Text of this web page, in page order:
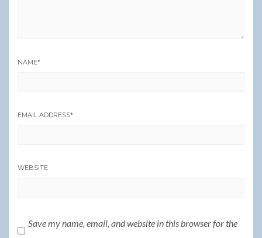
NAME*
EMAIL ADDRESS*
WEBSITE
Save my name, email, and website in this browser for the